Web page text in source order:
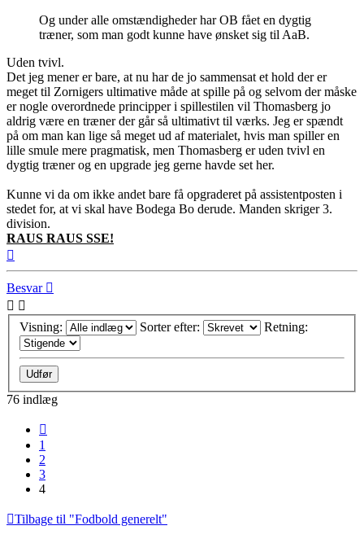
Og under alle omstændigheder har OB fået en dygtig
træner, som man godt kunne have ønsket sig til AaB.
Uden tvivl.
Det jeg mener er bare, at nu har de jo sammensat et hold der er
meget til Zornigers ultimative måde at spille på og selvom der måske
er nogle overordnede principper i spillestilen vil Thomasberg jo
aldrig være en træner der går så ultimativt til værks. Jeg er spændt
på om man kan lige så meget ud af materialet, hvis man spiller en
lille smule mere pragmatisk, men Thomasberg er uden tvivl en
dygtig træner og en upgrade jeg gerne havde set her.
Kunne vi da om ikke andet bare få opgraderet på assistentposten i
stedet for, at vi skal have Bodega Bo derude. Manden skriger 3.
division.
RAUS RAUS SSE!
Besvar
Visning: Sorter efter: Retning:
76 indlæg
1
2
3
4
Tilbage til "Fodbold generelt"